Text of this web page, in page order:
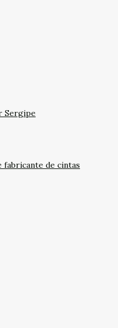
Sergipe
fabricante de cintas